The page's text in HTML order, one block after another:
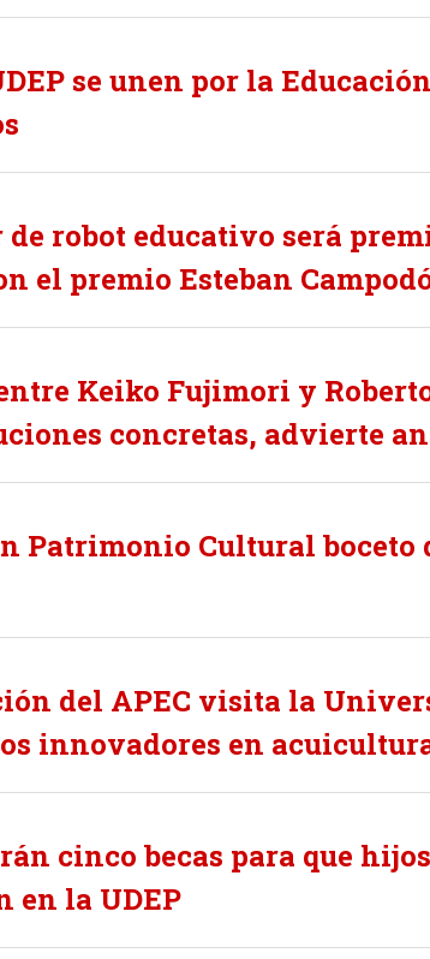
se unen por la
de robot educativo será
el premio Esteban
Keiko Fujimori y
concretas, advierte
Patrimonio Cultural
del APEC visita la
innovadores en
cinco becas para que
en la UDEP